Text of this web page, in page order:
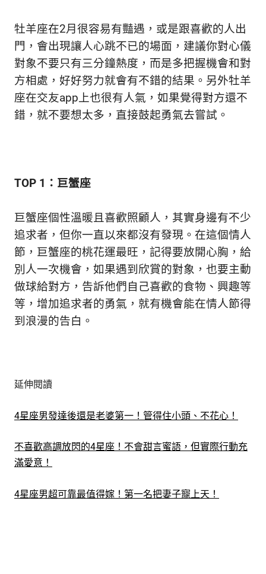
牡羊座在2月很容易有豔遇，或是跟喜歡的人出
門，會出現讓人心跳不已的場面，建議你對心儀
對象不要只有三分鐘熱度，而是多把握機會和對
方相處，好好努力就會有不錯的結果。另外牡羊
座在交友app上也很有人氣，如果覺得對方還不
錯，就不要想太多，直接鼓起勇氣去嘗試。
TOP 1：巨蟹座
巨蟹座個性溫暖且喜歡照顧人，其實身邊有不少
追求者，但你一直以來都沒有發現。在這個情人
節，巨蟹座的桃花運最旺，記得要放開心胸，給
別人一次機會，如果遇到欣賞的對象，也要主動
做球給對方，告訴他們自己喜歡的食物、興趣等
等，增加追求者的勇氣，就有機會能在情人節得
到浪漫的告白。
延伸閱讀
4星座男發達後還是老婆第一！管得住小頭、不花心！
不喜歡高調放閃的4星座！不會甜言蜜語，但實際行動充
滿愛意！
4星座男超可靠最值得嫁！第一名把妻子寵上天！